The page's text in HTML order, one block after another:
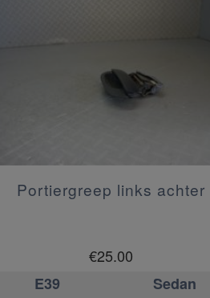
Portiergreep links achter
€25.00
E39
Sedan